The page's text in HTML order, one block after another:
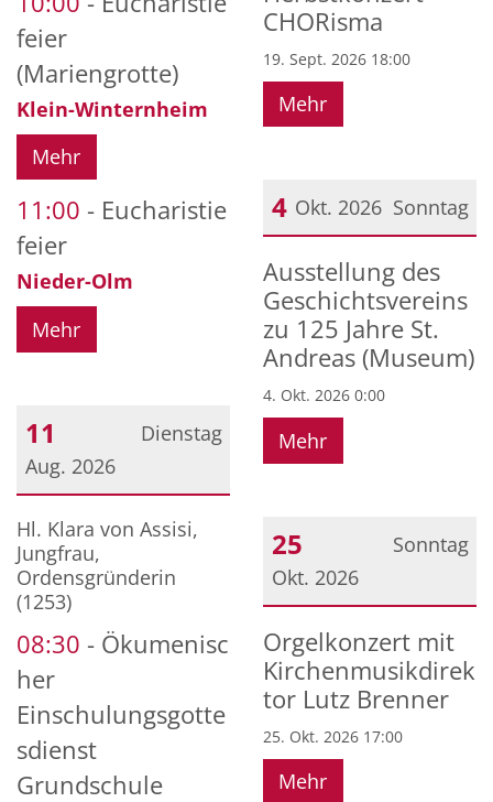
feier
(Mariengrotte)
Klein-Winternheim
Mehr
11:00
Eucharistie
feier
Nieder-Olm
Mehr
Dienstag
11
Aug. 2026
Datum: 11. August 2026
Hl. Klara von Assisi,
Jungfrau,
Ordensgründerin
(1253)
08:30
Ökumenisc
her
Einschulungsgotte
sdienst
Grundschule
CHORisma
19. Sept. 2026 18:00
Mehr
Sonntag
4 Okt. 2026
Datum: 4. Oktober 2026
Ausstellung des
Geschichtsvereins
zu 125 Jahre St.
Andreas (Museum)
4. Okt. 2026 0:00
Mehr
Sonntag
25
Okt. 2026
Datum: 25. Oktober 2026
Orgelkonzert mit
Kirchenmusikdirek
tor Lutz Brenner
25. Okt. 2026 17:00
Mehr